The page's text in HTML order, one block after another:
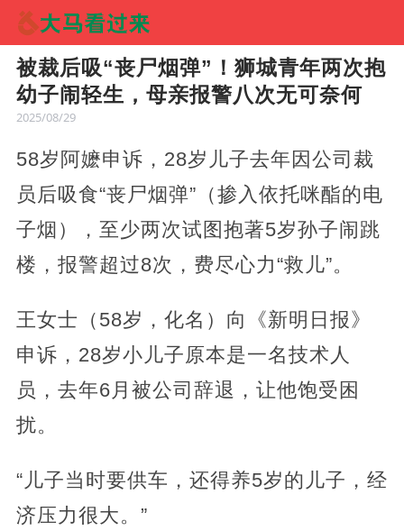
被裁后吸“丧尸烟弹”！狮城青年两次抱
幼子闹轻生，母亲报警八次无可奈何
2025/08/29
58岁阿嬷申诉，28岁儿子去年因公司裁
员后吸食“丧尸烟弹”（掺入依托咪酯的电
子烟），至少两次试图抱著5岁孙子闹跳
楼，报警超过8次，费尽心力“救儿”。
王女士（58岁，化名）向《新明日报》
申诉，28岁小儿子原本是一名技术人
员，去年6月被公司辞退，让他饱受困
扰。
“儿子当时要供车，还得养5岁的儿子，经
济压力很大。”